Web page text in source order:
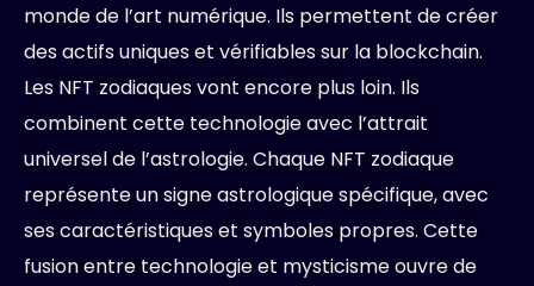
monde de l’art numérique. Ils permettent de créer
des actifs uniques et vérifiables sur la blockchain.
Les NFT zodiaques vont encore plus loin. Ils
combinent cette technologie avec l’attrait
universel de l’astrologie. Chaque NFT zodiaque
représente un signe astrologique spécifique, avec
ses caractéristiques et symboles propres. Cette
fusion entre technologie et mysticisme ouvre de